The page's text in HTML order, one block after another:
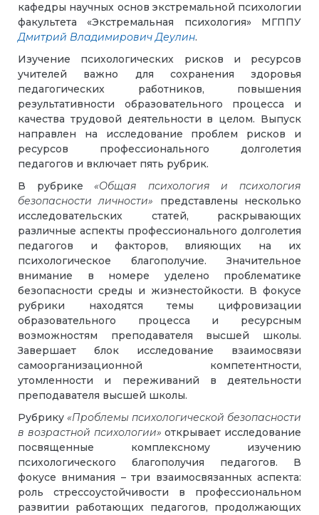
кафедры научных основ экстремальной психологии
факультета «Экстремальная психология» МГППУ
Дмитрий Владимирович Деулин.
Изучение психологических рисков и ресурсов
учителей важно для сохранения здоровья
педагогических работников, повышения
результативности образовательного процесса и
качества трудовой деятельности в целом. Выпуск
направлен на исследование проблем рисков и
ресурсов профессионального долголетия
педагогов и включает пять рубрик.
В рубрике«Общая психология и психология
безопасности личности» представлены несколько
исследовательских статей, раскрывающих
различные аспекты профессионального долголетия
педагогов и факторов, влияющих на их
психологическое благополучие. Значительное
внимание в номере уделено проблематике
безопасности среды и жизнестойкости. В фокусе
рубрики находятся темы цифровизации
образовательного процесса и ресурсным
возможностям преподавателя высшей школы.
Завершает блок исследование взаимосвязи
самоорганизационной компетентности,
утомленности и переживаний в деятельности
преподавателя высшей школы.
Рубрику «Проблемы психологической безопасности
в возрастной психологии» открывает исследование
посвященные комплексному изучению
психологического благополучия педагогов. В
фокусе внимания – три взаимосвязанных аспекта:
роль стрессоустойчивости в профессиональном
развитии работающих педагогов, продолжающих